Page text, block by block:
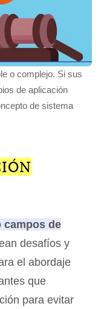
o complejo. Si sus
de aplicación
de sistema
campos de
desafíos y
el abordaje
que
para evitar